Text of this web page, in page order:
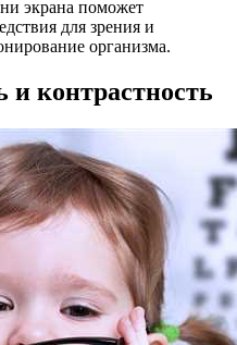
экрана поможет
для зрения и
организма.
и контрастность